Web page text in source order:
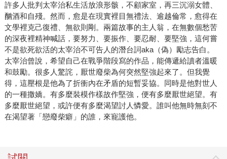
許多人批判太宰治私生活放浪形骸，不顧家室，再三沉溺女體、
酗酒和自殘。然而，愈是在現實裡目無禮法、逾越倫常，愈得在
文學裡克己復禮、無欲則剛。兩篇故事的主人翁，在無數個愁苦
的深夜裡精神喊話，要努力、要振作、要忍耐、要堅強，這何嘗
不是欲死欲活的太宰治不可告人的潛台詞aka（偽）勵志告白。
太宰治曾說，希望自己在戰爭階段寫的作品，能傳遞給讀者溫暖
和鼓勵。很多人驚詫，厭世廢柴為何突然堅強起來了。但我覺
得，這壓根是他為了折衝內在矛盾的短暫妥協。同時是他對世人
的一種撒嬌。有多麼裝模作樣故作堅強，便有多麼厭世絕望。有
多麼厭世絕望，或許便有多麼渴望討人憐愛。誰叫他無時無刻不
在渴望著「戀廢柴癖」的誰，來寵護他。